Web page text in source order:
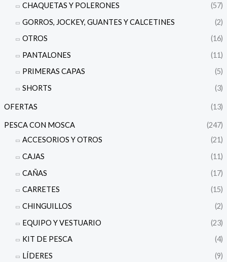
CHAQUETAS Y POLERONES
(57)
GORROS, JOCKEY, GUANTES Y CALCETINES
(2)
OTROS
(16)
PANTALONES
(11)
PRIMERAS CAPAS
(5)
SHORTS
(3)
OFERTAS (13)
PESCA CON MOSCA
(247)
ACCESORIOS Y OTROS
(21)
CAJAS
(11)
CAÑAS
(17)
CARRETES
(15)
CHINGUILLOS
(2)
EQUIPO Y VESTUARIO
(23)
KIT DE PESCA
(4)
LÍDERES
(9)